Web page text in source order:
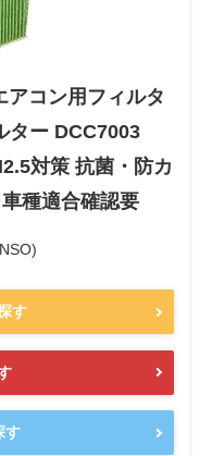
アコン用フィルタ
ター DCC7003
対策 抗菌・防カ
種適合確認要
す
す